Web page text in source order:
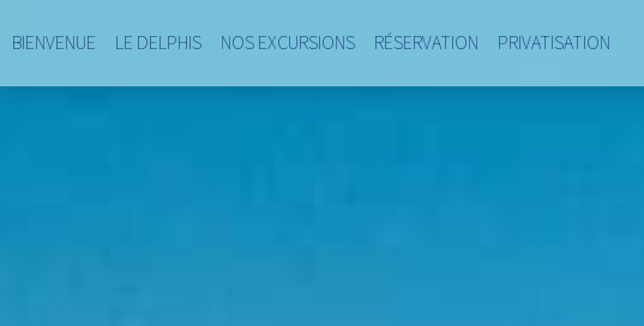
BIENVENUE LE DELPHIS NOS EXCURSIONS RÉSERVATION PRIVATISATION